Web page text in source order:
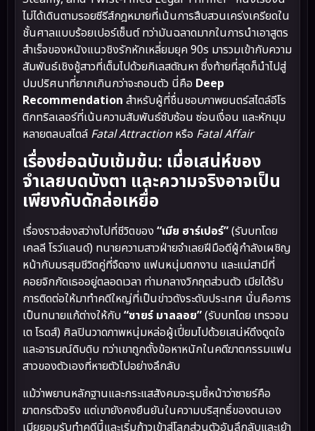
ไม่ได้เดินตามรอยซีรีส์กฎหมายที่เน้นการสืบสวนเคร่งเครียดใน
ชั้นศาลแบบร้อยเปอร์เซ็นต์ ทว่ามันฉลาดมากในการนำเอาสูตร
สำเร็จของหนังแนวชิงรักหักเหลี่ยมยุค 90s มารวมเข้ากับความ
สัมพันธ์เชิงชู้สาวที่เต็มไปด้วยกิเลสตัณหา ซึ่งท้ายที่สุดก็นำไปสู่
ปมปริศนาที่ยากเกินกว่าจะถอนตัว นี่คือ Deep
Recommendation สำหรับผู้ที่ชื่นชอบภาพยนตร์สไตล์อีโร
ติกทริลเลอร์ที่เน้นความสัมพันธ์ซับซ้อน ซ่อนเงื่อน และหักมุม
หลายตลบสไตล์ Fatal Attractionหรือ Fatal Affair
เรื่องย่อฉบับเข้มข้น: เมื่อเสน่ห์ของ
จำเลยบดบังตา และความจริงอาจเป็น
เพียงกับดักล่อเหยื่อ
เรื่องราวส่องสว่างไปที่ชีวิตของ “เมีย ฮาร์เปอร์”(รับบทโดย
เคลลี โรว์แลนด์) ทนายความสาวฝ่ายจำเลยฝีมือดีผู้กำลังเผชิญ
หน้ากับมรสุมชีวิตคู่ที่จืดจาง แฟนหนุ่มตกงาน และแม่สามีที่
คอยจิกกัดเธออยู่ตลอดเวลา ท่ามกลางวิกฤตส่วนตัว เมียได้รับ
การติดต่อให้มาทำคดีใหญ่ที่เป็นข่าวดังระดับประเทศ นั่นคือการ
เป็นทนายแก้ต่างให้กับ“ซายร์ มาลลอย”(รับบทโดย เทรวอน
เต โรดส์) ศิลปินวาดภาพหนุ่มหล่อผู้เปี่ยมไปด้วยเสน่ห์ดึงดูดใจ
และอารมณ์ดิบดิบ ทว่าเขาถูกตั้งข้อหาหนักในคดีฆาตกรรมแฟน
สาวของตัวเองที่หายตัวไปอย่างลึกลับ
แม้ว่าพยานหลักฐานและกระแสสังคมจะรุมชี้หน้าว่าซายร์คือ
ฆาตกรตัวจริง แต่เขายังคงยืนยันในความบริสุทธิ์ของตนเอง
เมียยอมรับทำคดีนี้และเริ่มก้าวเข้าสู่โลกส่วนตัวอันลึกลับและเย้า